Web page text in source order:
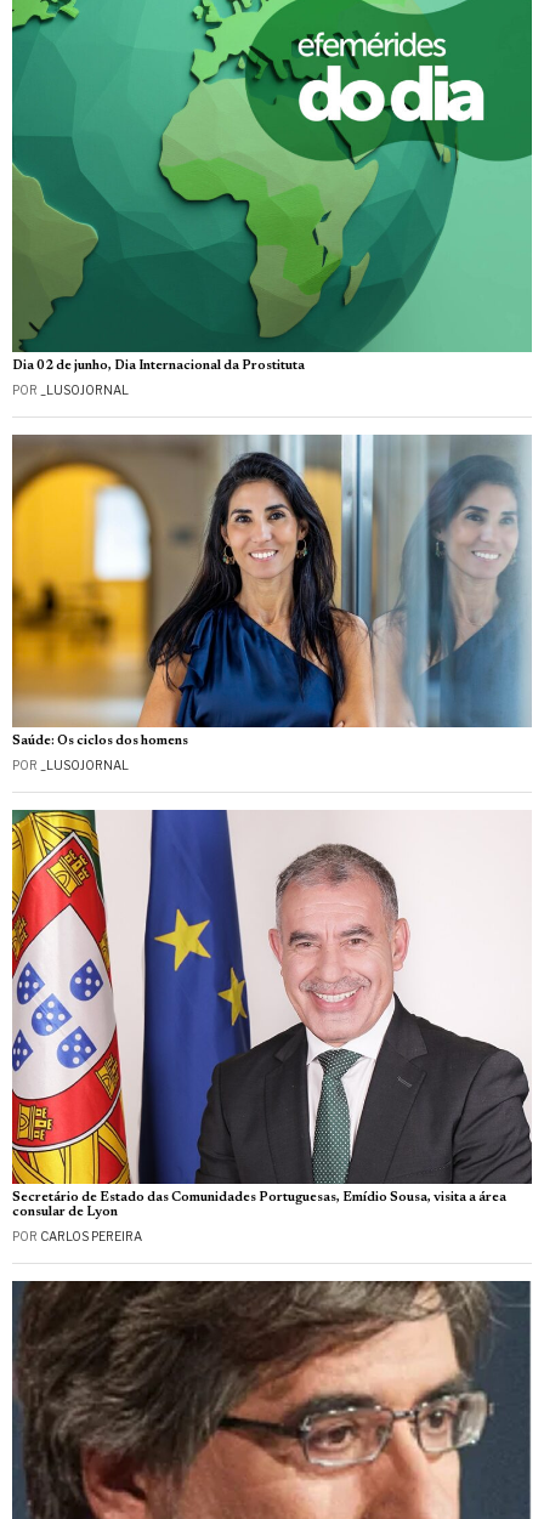
Dia 02 de junho, Dia Internacional da Prostituta
POR _LUSOJORNAL
Saúde: Os ciclos dos homens
POR _LUSOJORNAL
Secretário de Estado das Comunidades Portuguesas, Emídio Sousa, visita a área
consular de Lyon
POR CARLOS PEREIRA